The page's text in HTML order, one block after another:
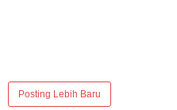
Posting Lebih Baru